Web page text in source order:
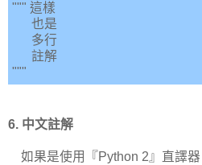
""" 這樣
也是
多行
註解
"""
6. 中文註解
如果是使用『Python 2』直譯